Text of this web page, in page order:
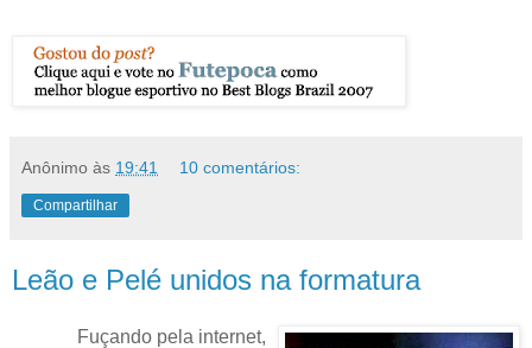
Anônimo às 19:41 10 comentários:
Compartilhar
Leão e Pelé unidos na formatura
Fuçando pela internet,